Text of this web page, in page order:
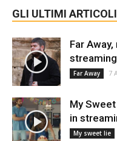
GLI ULTIMI ARTICOLI
Far
Far Away 7
My
in
My sweet lie